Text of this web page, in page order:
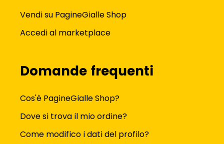
Vendi su PagineGialle Shop
Accedi al marketplace
Domande frequenti
Cos'è PagineGialle Shop?
Dove si trova il mio ordine?
Come modifico i dati del profilo?